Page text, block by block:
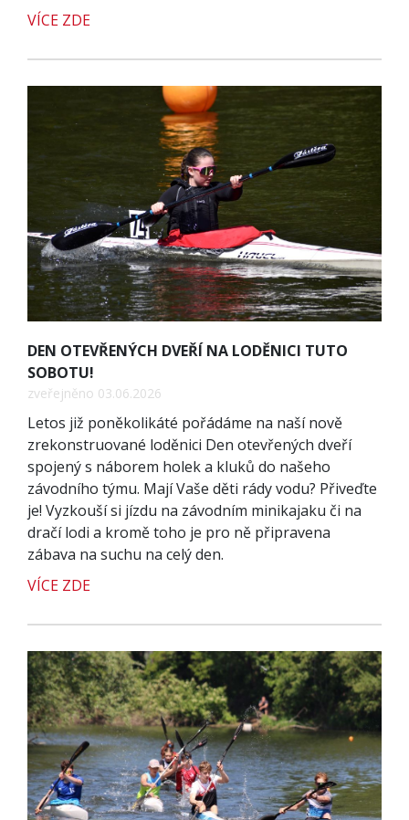
VÍCE ZDE
DEN OTEVŘENÝCH DVEŘÍ NA LODĚNICI TUTO
SOBOTU!
zveřejněno 03.06.2026
Letos již poněkolikáté pořádáme na naší nově
zrekonstruované loděnici Den otevřených dveří
spojený s náborem holek a kluků do našeho
závodního týmu. Mají Vaše děti rády vodu? Přiveďte
je! Vyzkouší si jízdu na závodním minikajaku či na
dračí lodi a kromě toho je pro ně připravena
zábava na suchu na celý den.
VÍCE ZDE